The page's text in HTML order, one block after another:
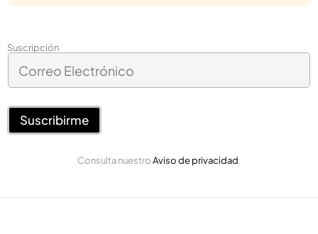
Suscripción
*
c
r
c
C
r
r
o
c
Suscribirme
Consulta nuestroAviso de privacidad.